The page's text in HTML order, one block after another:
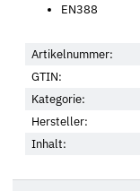
EN388
Artikelnummer:
GTIN:
Kategorie:
Hersteller:
Inhalt: